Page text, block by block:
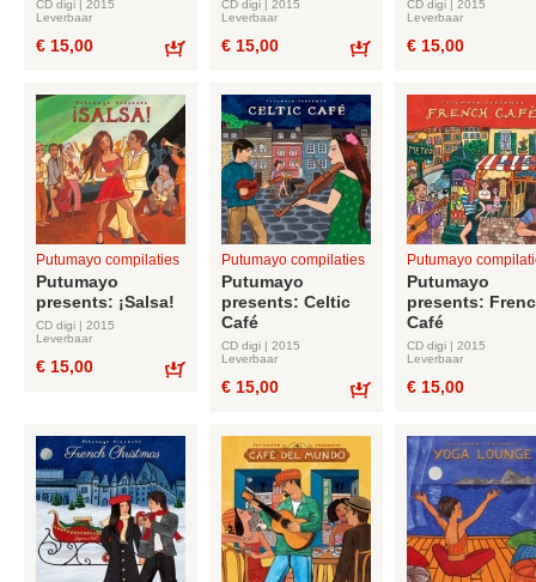
CD digi | 2015
Leverbaar
€ 15,00
CD digi | 2015
Leverbaar
€ 15,00
CD digi | 2015
Leverbaar
€ 15,00
Putumayo compilaties
Putumayo
presents: ¡Salsa!
CD digi | 2015
Leverbaar
€ 15,00
Putumayo compilaties
Putumayo
presents: Celtic
Café
CD digi | 2015
Leverbaar
€ 15,00
Putumayo
Putumayo
presents:
Café
CD digi | 2015
Leverbaar
€ 15,00